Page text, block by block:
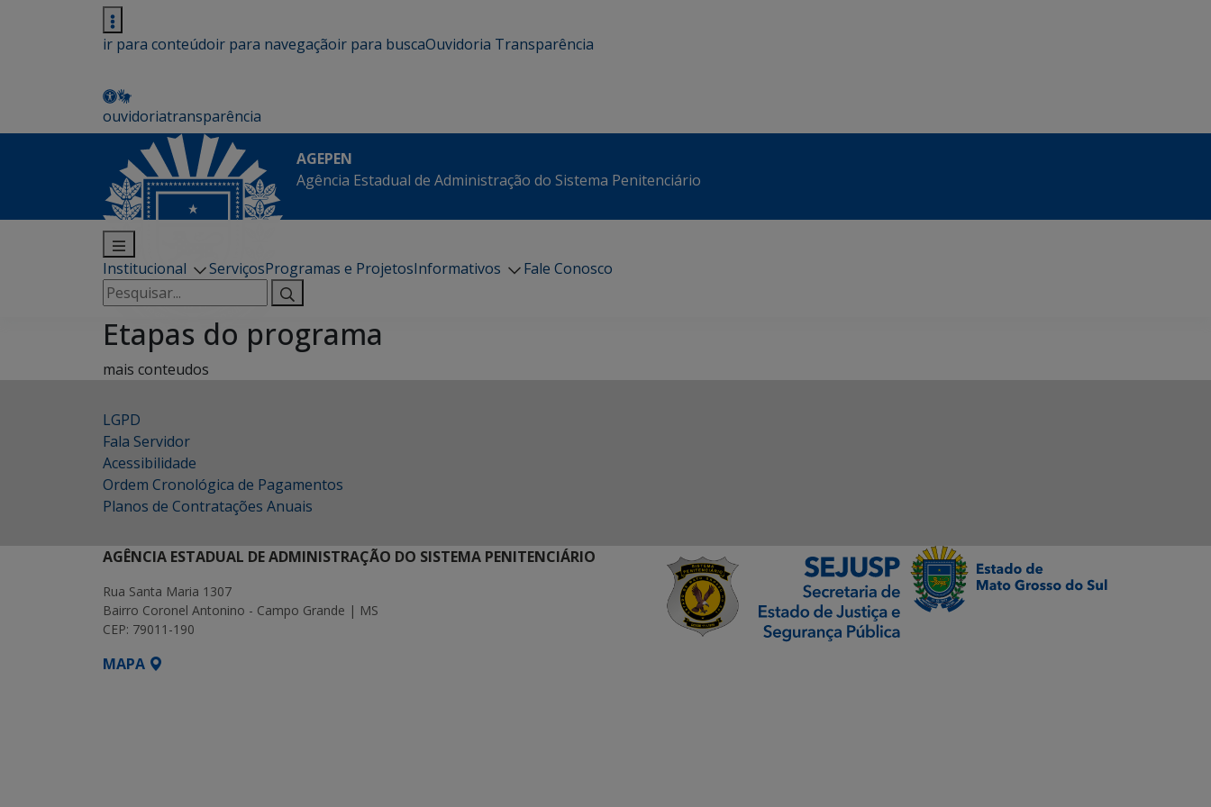
ir para conteúdoir para navegaçãoir para buscaOuvidoria Transparência
ouvidoriatransparência
AGEPEN
Agência Estadual de Administração do Sistema Penitenciário
Institucional ServiçosProgramas e ProjetosInformativos
Fale Conosco
Pesquisar
por:
Etapas do programa
mais conteudos
LGPD
Fala Servidor
Acessibilidade
Ordem Cronológica de Pagamentos
Planos de Contratações Anuais
AGÊNCIA ESTADUAL DE ADMINISTRAÇÃO DO SISTEMA PENITENCIÁRIO
Rua Santa Maria 1307
Bairro Coronel Antonino - Campo Grande | MS
CEP: 79011-190
MAPA